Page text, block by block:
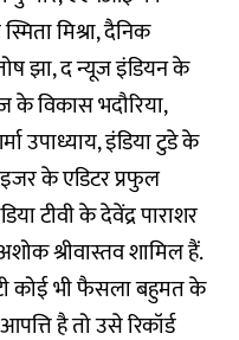
मिश्रा, दैनिक
झा, द न्यूज इंडियन के
के विकास भदौरिया,
उपाध्याय, इंडिया टुडे के
के एडिटर प्रफुल
टीवी के देवेंद्र पाराशर
श्रीवास्तव शामिल हैं.
कोई भी फैसला बहुमत के
है तो उसे रिकॉर्ड